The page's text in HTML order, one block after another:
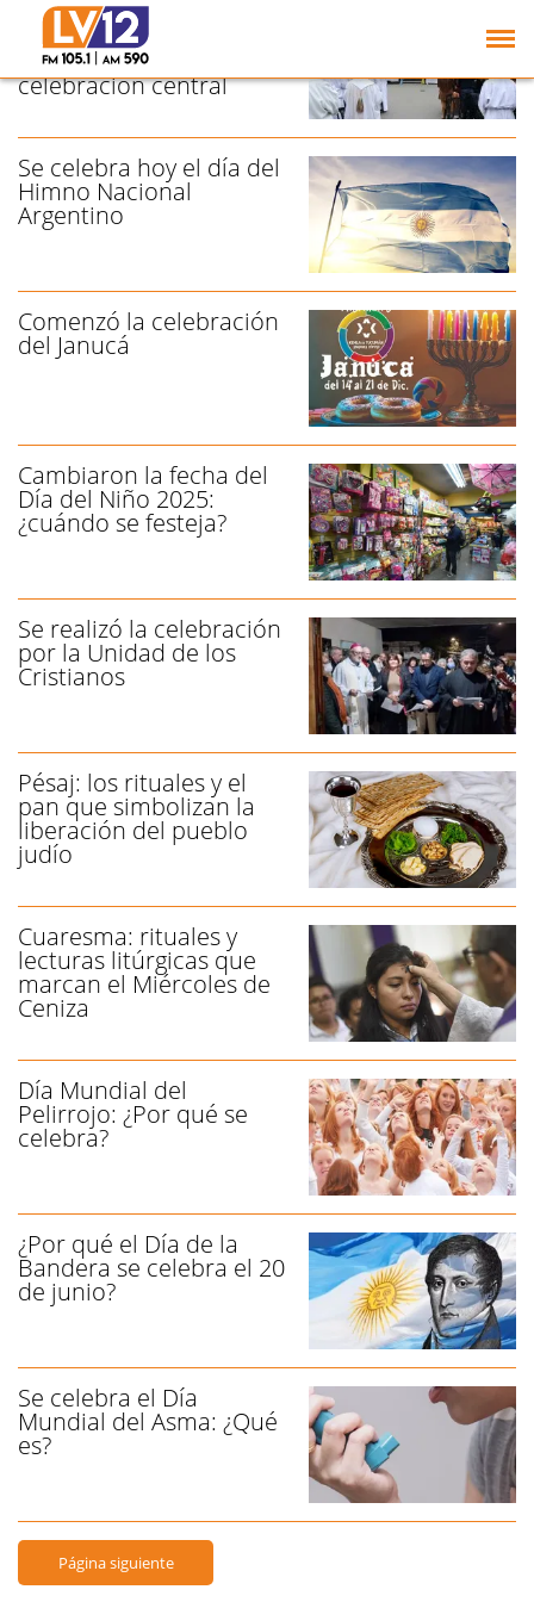
Corpus Christi:
autoridades
acompañaron la
celebración central
Se celebra hoy el día del
Himno Nacional
Argentino
Comenzó la celebración
del Janucá
Cambiaron la fecha del
Día del Niño 2025:
¿cuándo se festeja?
Se realizó la celebración
por la Unidad de los
Cristianos
Pésaj: los rituales y el
pan que simbolizan la
liberación del pueblo
judío
Cuaresma: rituales y
lecturas litúrgicas que
marcan el Miércoles de
Ceniza
Día Mundial del
Pelirrojo: ¿Por qué se
celebra?
¿Por qué el Día de la
Bandera se celebra el 20
de junio?
Se celebra el Día
Mundial del Asma: ¿Qué
es?
Página siguiente